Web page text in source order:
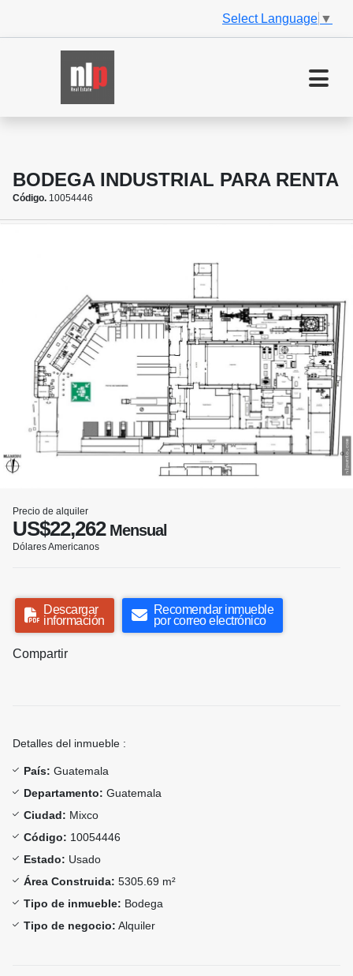
Select Language ▼
BODEGA INDUSTRIAL PARA RENTA
Código. 10054446
Precio de alquiler
US$22,262Mensual
Dólares Americanos
Descargar
información
Recomendar inmueble
por correo electrónico
Compartir
Detalles del inmueble :
País: Guatemala
Departamento: Guatemala
Ciudad: Mixco
Código: 10054446
Estado: Usado
Área Construida: 5305.69 m²
Tipo de inmueble: Bodega
Tipo de negocio: Alquiler